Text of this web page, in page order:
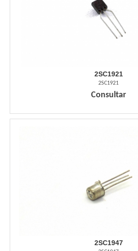
2SC1921
2SC1921
Consultar
2SC1947